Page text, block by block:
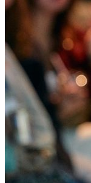
あらゆるビジネス
2026